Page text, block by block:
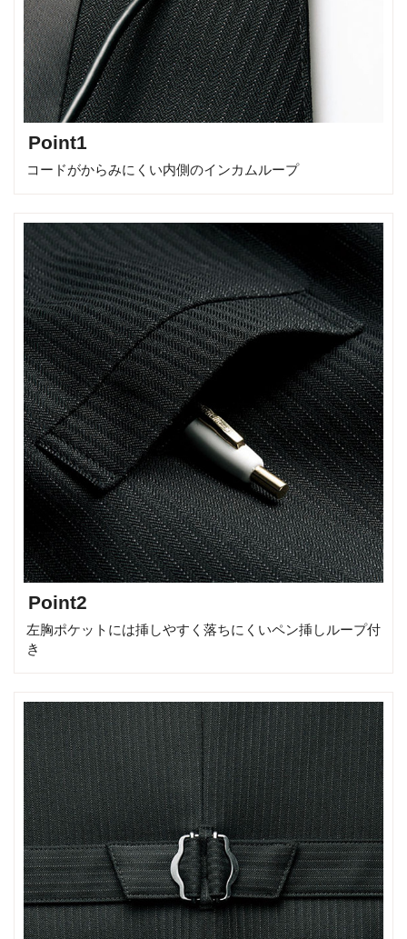
Point1
コードがからみにくい内側のインカムループ
Point2
左胸ポケットには挿しやすく落ちにくいペン挿しループ付
き